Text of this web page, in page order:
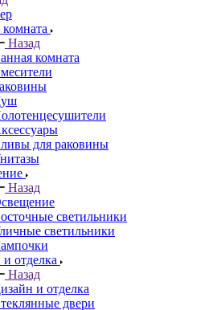
Назад
комната
для раковины
Назад
светильники
светильники
отделка
Назад
и отделка
двери